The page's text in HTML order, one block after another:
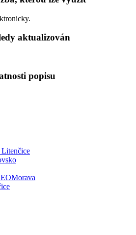
aktualizován
popisu
Litenčice